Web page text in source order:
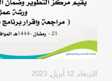
الأربعاء, 12 أبريل, 2023